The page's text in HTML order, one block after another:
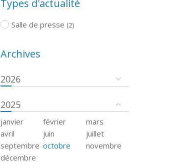
Types d'actualité
Salle de presse (2)
Archives
2026
2025
janvier février
mars
avril
juin
juillet
septembre octobre
novembre
décembre